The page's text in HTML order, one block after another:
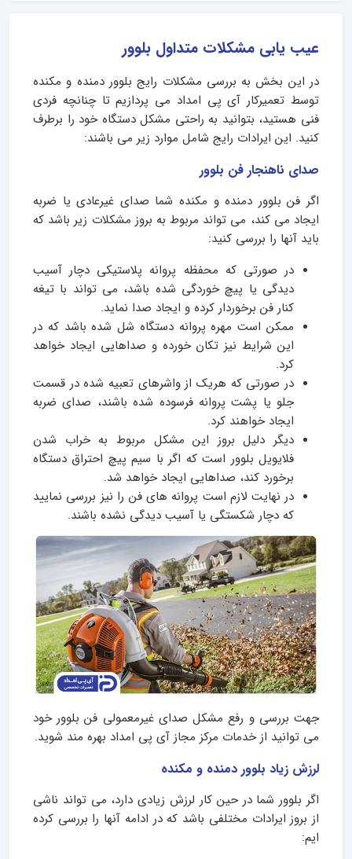
عیب یابی مشکلات متداول بلوور
در این بخش به بررسی مشکلات رایج بلوور دمنده و مکنده
توسط تعمیرکار آی پی امداد می پردازیم تا چنانچه فردی
فنی هستید، بتوانید به راحتی مشکل دستگاه خود را برطرف
کنید. این ایرادات رایج شامل موارد زیر می باشند:
صدای ناهنجار فن بلوور
اگر فن بلوور دمنده و مکنده شما صدای غیرعادی یا ضربه
ایجاد می کند، می تواند مربوط به بروز مشکلات زیر باشد که
باید آنها را بررسی کنید:
در صورتی که محفظه پروانه پلاستیکی دچار آسیب
دیدگی یا پیچ خوردگی شده باشد، می تواند با تیغه
کنار فن برخوردار کرده و ایجاد صدا نماید.
ممکن است مهره پروانه دستگاه شل شده باشد که در
این شرایط نیز تکان خورده و صداهایی ایجاد خواهد
کرد.
در صورتی که هریک از واشرهای تعبیه شده در قسمت
جلو یا پشت پروانه فرسوده شده باشند، صدای ضربه
ایجاد خواهند کرد.
دیگر دلیل بروز این مشکل مربوط به خراب شدن
فلایویل بلوور است که اگر با سیم پیچ احتراق دستگاه
برخورد کند، صداهایی ایجاد خواهد شد.
در نهایت لازم است پروانه های فن را نیز بررسی نمایید
که دچار شکستگی یا آسیب دیدگی نشده باشند.
جهت بررسی و رفع مشکل صدای غیرمعمولی فن بلوور خود
می توانید از خدمات مرکز مجاز آی پی امداد بهره مند شوید.
لرزش زیاد بلوور دمنده و مکنده
اگر بلوور شما در حین کار لرزش زیادی دارد، می تواند ناشی
از بروز ایرادات مختلفی باشد که در ادامه آنها را بررسی کرده
ایم: